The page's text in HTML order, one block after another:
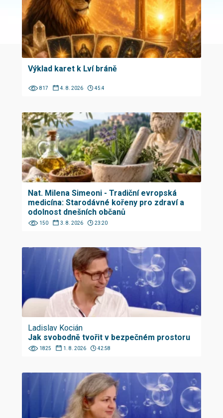
Výklad karet k Lví bráně
817 4. 8. 2026 45:4
Nat. Milena Simeoni - Tradiční evropská
medicína: Starodávné kořeny pro zdraví a
odolnost dnešních občanů
150 3. 8. 2026 23:20
Ladislav Kocián
Jak svobodně tvořit v bezpečném prostoru
1825 1. 8. 2026 42:58